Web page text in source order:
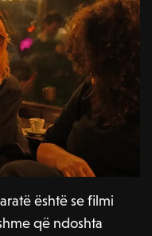
është se filmi
që ndoshta